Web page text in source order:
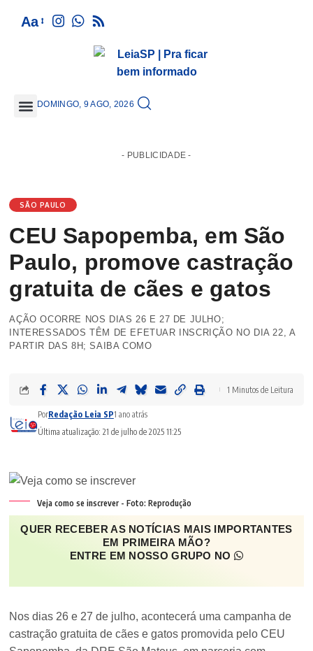
Aa
DOMINGO, 9 AGO, 2026
- PUBLICIDADE -
SÃO PAULO
CEU Sapopemba, em São
Paulo, promove castração
gratuita de cães e gatos
AÇÃO OCORRE NOS DIAS 26 E 27 DE JULHO;
INTERESSADOS TÊM DE EFETUAR INSCRIÇÃO NO DIA 22, A
PARTIR DAS 8H; SAIBA COMO
Última atualização: 21 de julho de 2025 11:25
PorRedação Leia SP1 ano atrás
1 Minutos de Leitura
Veja como se inscrever - Foto: Reprodução
QUER RECEBER AS NOTÍCIAS MAIS IMPORTANTES
EM PRIMEIRA MÃO?
ENTRE EM NOSSO GRUPO NO
Nos dias 26 e 27 de julho, acontecerá uma campanha de
castração gratuita de cães e gatos promovida pelo CEU